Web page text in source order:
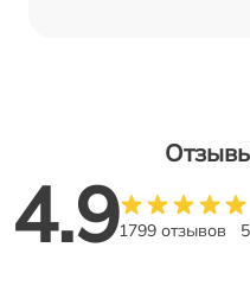
4.91799 отзывов